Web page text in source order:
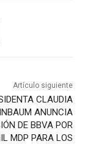
Artículo siguiente
CLAUDIA
ANUNCIA
DE BBVA POR
MDP PARA LOS